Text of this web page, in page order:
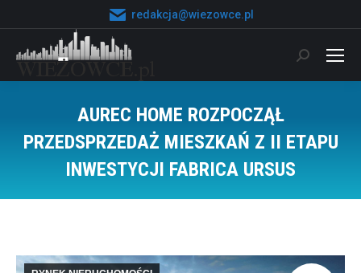
redakcja@wiezowce.pl
Szukaj:
AUREC HOME ROZPOCZĄŁ
PRZEDSPRZEDAŻ MIESZKAŃ Z II ETAPU
INWESTYCJI FABRICA URSUS